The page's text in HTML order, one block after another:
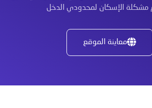
مشكلة الإسكان لمحدودي الدخل
معاينة الموقع